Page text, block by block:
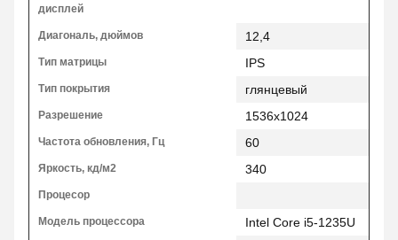
дисплей
Диагональ, дюймов 12,4
Тип матрицы IPS
Тип покрытия глянцевый
Разрешение 1536x1024
Частота обновления, Гц 60
Яркость, кд/м2 340
Процесор
Модель процессора Intel Core i5-1235U